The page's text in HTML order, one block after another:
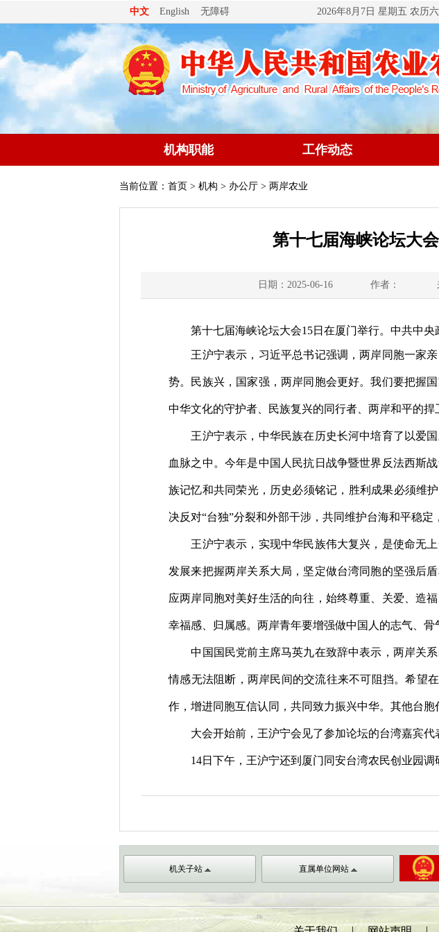
中文 English 无障碍 2026年8月7日 星期五 农历
机构职能 工作动态
当前位置： 首页 > 机构 > 办公厅 > 两岸农业
第十七届海峡论坛大
日期：2025-06-16 作者：
第十七届海峡论坛大会15日在厦门举行。中共中央
王沪宁表示，习近平总书记强调，两岸同胞一家
势。民族兴，国家强，两岸同胞会更好。我们要把握
中华文化的守护者、民族复兴的同行者、两岸和平的
王沪宁表示，中华民族在历史长河中培育了以爱
血脉之中。今年是中国人民抗日战争暨世界反法西斯
族记忆和共同荣光，历史必须铭记，胜利成果必须维
决反对“台独”分裂和外部干涉，共同维护台海和平稳
王沪宁表示，实现中华民族伟大复兴，是使命无
发展来把握两岸关系大局，坚定做台湾同胞的坚强后
应两岸同胞对美好生活的向往，始终尊重、关爱、造
幸福感、归属感。两岸青年要增强做中国人的志气、骨
中国国民党前主席马英九在致辞中表示，两岸关
情感无法阻断，两岸民间的交流往来不可阻挡。希望
作，增进同胞互信认同，共同致力振兴中华。其他台胞
大会开始前，王沪宁会见了参加论坛的台湾嘉宾代
14日下午，王沪宁还到厦门同安台湾农民创业园调
机关子站 直属单位网站